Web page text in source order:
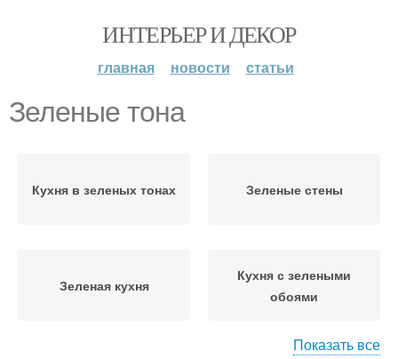
ИНТЕРЬЕР И ДЕКОР
главная новости статьи
Зеленые тона
Кухня в зеленых тонах Зеленые стены
Зеленая кухня
Кухня с зелеными
обоями
Показать все